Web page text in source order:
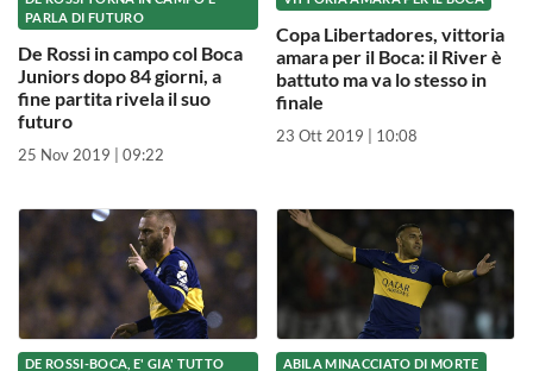
PARLA DI FUTURO
De Rossi in campo col Boca
Juniors dopo 84 giorni, a
fine partita rivela il suo
futuro
25 Nov 2019 | 09:22
Copa Libertadores, vittoria
amara per il Boca: il River è
battuto ma va lo stesso in
finale
23 Ott 2019 | 10:08
DE ROSSI-BOCA, E' GIA' TUTTO
ABILA MINACCIATO DI MORTE